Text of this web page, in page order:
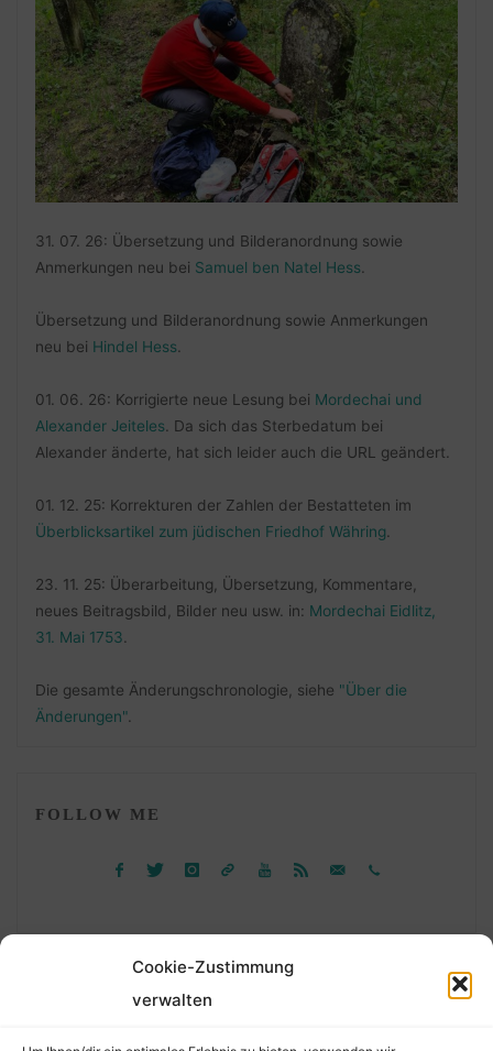
Cookie-Zustimmung
verwalten
31. 07. 26: Übersetzung und Bilderanordnung sowie
Anmerkungen neu bei Samuel ben Natel Hess
Übersetzung und Bilderanordnung sowie Anmerkungen
neu bei Hindel Hess
01. 06. 26: Korrigierte neue Lesung bei Mordechai und
Alexander Jeiteles . Da sich das Sterbedatum bei
Alexander änderte, hat sich leider auch die URL geändert.
01. 12. 25: Korrekturen der Zahlen der Bestatteten im
Überblicksartikel zum jüdischen Friedhof Währing
23. 11. 25: Überarbeitung, Übersetzung, Kommentare,
neues Beitragsbild, Bilder neu usw. in: Mordechai Eidlitz,
31. Mai 1753
Die gesamte Änderungschronologie, siehe "Über die
Änderungen".
FOLLOW ME